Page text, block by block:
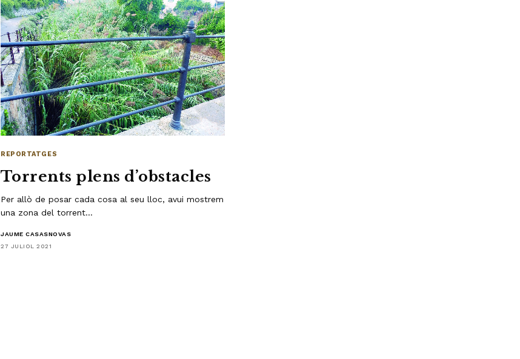
REPORTATGES
Torrents plens d’obstacles
Per allò de posar cada cosa al seu lloc, avui mostrem
una zona del torrent…
JAUME CASASNOVAS
27 JULIOL 2021